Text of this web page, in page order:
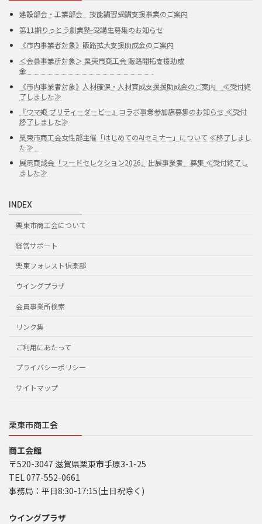
建設部会・工業部会 技能講習受講支援事業のご案内
第11期りっとう創業塾-受講生募集のお知らせ
《市内事業者対象》販路拡大支援助成金のご案内
＜会員事業所対象＞ 栗東市商工会 販路開拓支援助成
金
《市内事業者対象》人材確保・人材育成支援援助成金のご案内 ≪受付終
了しました≫
『ウマ娘 プリティーダービー』コラボ事業参加店募集のお知らせ ≪受付
終了しました≫
栗東市商工会女性部主催「はじめてのAIセミナー」について ≪終了しまし
た≫
展示商談会「フードセレクション2026」出展事業者 募集 ≪受付終了し
ました≫
INDEX
栗東市商工会について
経営サポート
栗東フォレスト倶楽部
ウイングプラザ
会員事業所検索
リンク集
ご利用にあたって
プライバシーポリシー
サイトマップ
栗東市商工会
商工会館
〒520-3047 滋賀県栗東市手原3-1-25
TEL 077-552-0661
事務局：平日8:30-17:15(土日祝除く)
ウイングプラザ